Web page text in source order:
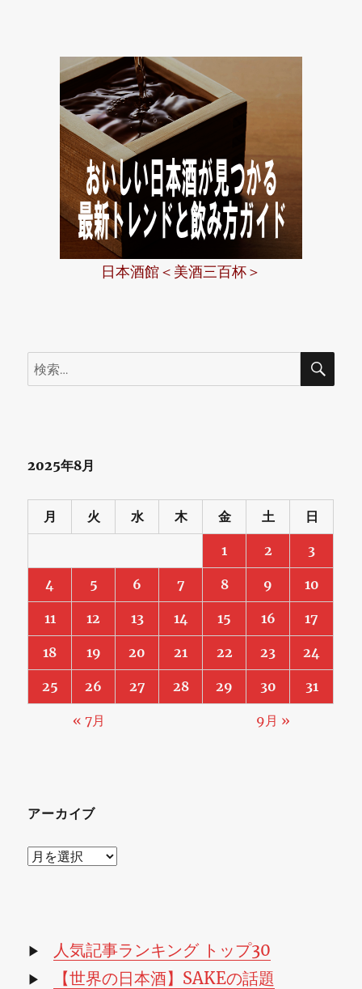
日本酒館＜美酒三百杯＞
検
索:
検
2025年8月
月 火 水 木 金 土 日
1 2 3
4 5 6 7 8 9 10
11 12 13 14 15 16 17
18 19 20 21 22 23 24
25 26 27 28 29 30 31
« 7月 9月 »
アーカイブ
ア
ブ
▶ 人気記事ランキング トップ30
▶ 【世界の日本酒】SAKEの話題